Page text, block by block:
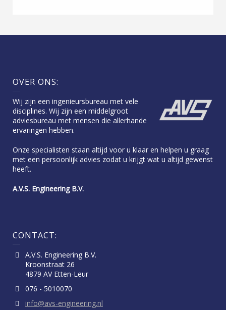
OVER ONS:
Wij zijn een ingenieursbureau met vele
disciplines. Wij zijn een middelgroot
adviesbureau met mensen die allerhande
ervaringen hebben.
Onze specialisten staan altijd voor u klaar en helpen u graag
met een persoonlijk advies zodat u krijgt wat u altijd gewenst
heeft.
A.V.S. Engineering B.V.
CONTACT:
A.V.S. Engineering B.V.
Kroonstraat 26
4879 AV Etten-Leur
076 - 5010070
info@avs-engineering.nl